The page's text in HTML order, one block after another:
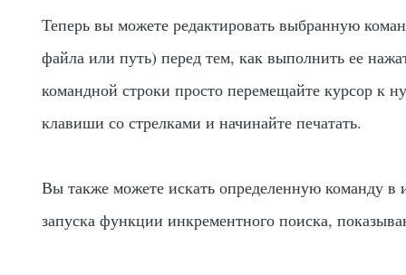
Теперь вы можете редактировать выбранную
файла или путь) перед тем, как выполнить ее
командной строки просто перемещайте курсор к
клавиши со стрелками и начинайте печатать.
Вы также можете искать определенную команду
запуска функции инкрементного поиска,